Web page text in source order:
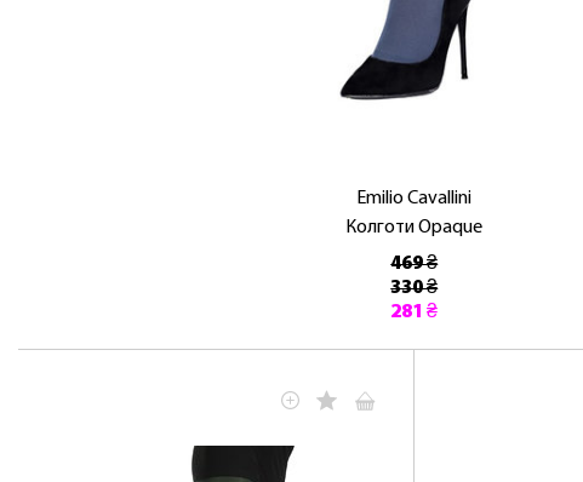
Emilio Cavallini
Колготи Opaque
469 ₴
330 ₴
281 ₴